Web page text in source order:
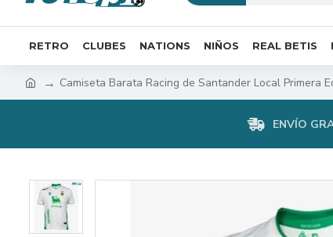
RETRO CLUBES NATIONS NIÑOS REAL BETIS
Camiseta Barata Racing de Santander Local Primera
ENVÍO